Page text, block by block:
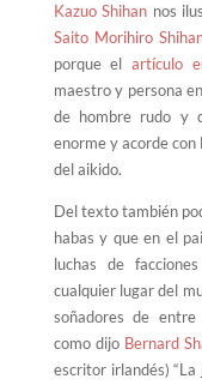
Kazuo Shihan nos
Saito Morihiro
porque elartículo
maestro y persona
de hombre rudo y
enorme y acorde con
del aikido.
Del texto también
habas y que en el
luchas de
cualquier lugar del
soñadores de
como dijo Bernard
escritor irlandés)